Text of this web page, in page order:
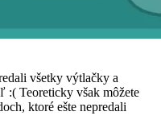
všetky výtlačky a
:( Teoreticky však môžete
ktoré ešte nepredali